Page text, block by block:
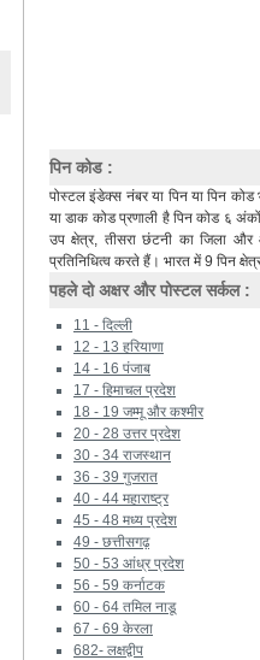
पिन कोड :
पोस्टल इंडेक्स नंबर या पिन या पिन कोड
या डाक कोड प्रणाली है पिन कोड ६
उप क्षेत्र, तीसरा छंटनी का जिला
प्रतिनिधित्व करते हैं। भारत में 9 पिन
पहले दो अक्षर और पोस्टल सर्कल :
11 - दिल्ली
12 - 13 हरियाणा
14 - 16 पंजाब
17 - हिमाचल प्रदेश
18 - 19 जम्मू और कश्मीर
20 - 28 उत्तर प्रदेश
30 - 34 राजस्थान
36 - 39 गुजरात
40 - 44 महाराष्ट्र
45 - 48 मध्य प्रदेश
49 - छत्तीसगढ़
50 - 53 आंध्र प्रदेश
56 - 59 कर्नाटक
60 - 64 तमिल नाडू
67 - 69 केरला
682- लक्षद्वीप